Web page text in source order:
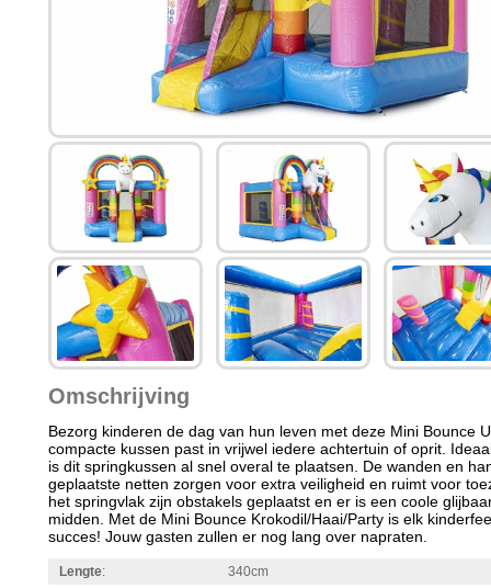
Omschrijving
Bezorg kinderen de dag van hun leven met deze Mini Bounce
compacte kussen past in vrijwel iedere achtertuin of oprit.
is dit springkussen al snel overal te plaatsen. De wanden en
geplaatste netten zorgen voor extra veiligheid en ruimt voor
het springvlak zijn obstakels geplaatst en er is een coole
midden. Met de Mini Bounce Krokodil/Haai/Party is elk
succes! Jouw gasten zullen er nog lang over napraten.
Lengte:
340cm